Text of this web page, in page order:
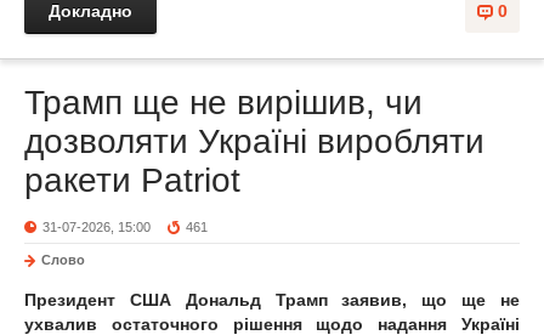
0
Докладно
Трамп ще не вирішив, чи
дозволяти Україні виробляти
ракети Patriot
31-07-2026, 15:00 461
Слово
Президент США Дональд Трамп заявив, що ще не
ухвалив остаточного рішення щодо надання Україні